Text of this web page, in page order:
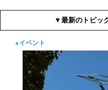
▼最新のトピッ
●イベント